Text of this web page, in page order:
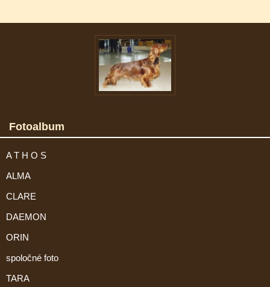
Fotoalbum
A T H O S
ALMA
CLARE
DAEMON
ORIN
spoločné foto
TARA